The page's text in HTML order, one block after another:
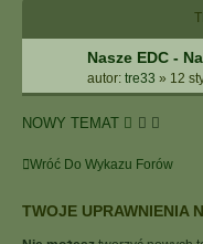
A
A
A
S
W
Nasze EDC -
autor: tre33 » 12
NOWY TEMAT
Wróć Do Wykazu Forów
TWOJE UPRAWNIENIA